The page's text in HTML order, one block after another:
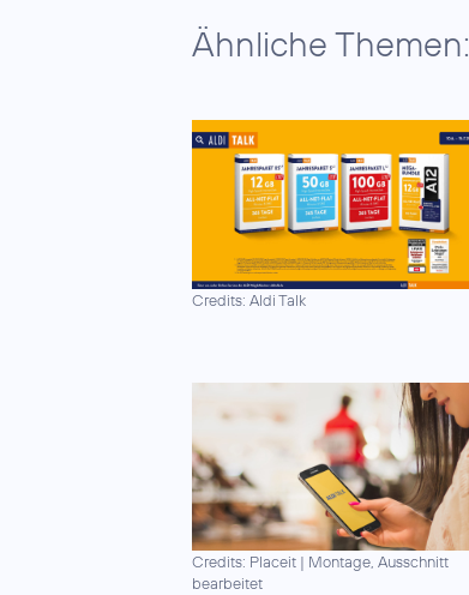
Ähnliche Themen:
Credits: Aldi Talk
Credits: Placeit | Montage, Ausschnitt
bearbeitet